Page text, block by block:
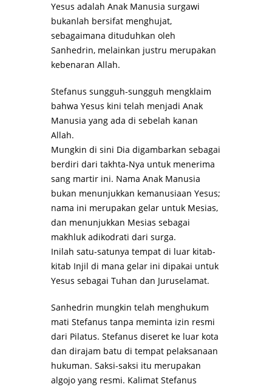
Yesus adalah Anak Manusia surgawi
bukanlah bersifat menghujat,
sebagaimana dituduhkan oleh
Sanhedrin, melainkan justru merupakan
kebenaran Allah.
Stefanus sungguh-sungguh mengklaim
bahwa Yesus kini telah menjadi Anak
Manusia yang ada di sebelah kanan
Allah.
Mungkin di sini Dia digambarkan sebagai
berdiri dari takhta-Nya untuk menerima
sang martir ini. Nama Anak Manusia
bukan menunjukkan kemanusiaan Yesus;
nama ini merupakan gelar untuk Mesias,
dan menunjukkan Mesias sebagai
makhluk adikodrati dari surga.
Inilah satu-satunya tempat di luar kitab-
kitab Injil di mana gelar ini dipakai untuk
Yesus sebagai Tuhan dan Juruselamat.
Sanhedrin mungkin telah menghukum
mati Stefanus tanpa meminta izin resmi
dari Pilatus. Stefanus diseret ke luar kota
dan dirajam batu di tempat pelaksanaan
hukuman. Saksi-saksi itu merupakan
algojo yang resmi. Kalimat Stefanus